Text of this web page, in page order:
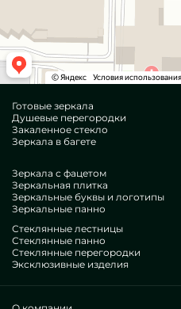
Готовые зеркала
Душевые перегородки
Закаленное стекло
Зеркала в багете
Зеркала с фацетом
Зеркальная плитка
Зеркальные буквы и логотипы
Зеркальные панно
Стеклянные лестницы
Стеклянные панно
Стеклянные перегородки
Эксклюзивные изделия